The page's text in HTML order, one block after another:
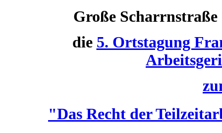
Große
die 5. Ortstagung
"Das Recht der